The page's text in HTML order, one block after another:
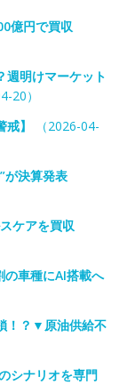
億円で買収
明けマーケット
20）
】
（2026-04-
が決算発表
ケアを買収
車種にAI搭載へ
！？▼原油供給不
シナリオを専門